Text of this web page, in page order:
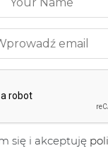
się i akceptuję